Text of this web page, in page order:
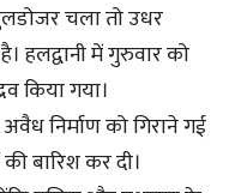
चला तो उधर
हलद्वानी में गुरुवार को
किया गया।
निर्माण को गिराने गई
बारिश कर दी।